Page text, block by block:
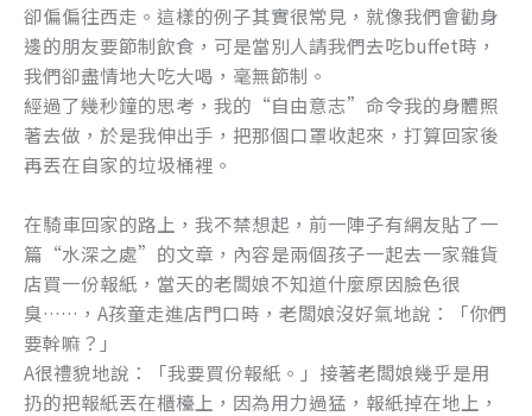
卻偏偏往西走。這樣的例子其實很常見，就像我們會勸身
邊的朋友要節制飲食，可是當別人請我們去吃buffet時，
我們卻盡情地大吃大喝，毫無節制。
經過了幾秒鐘的思考，我的“自由意志”命令我的身體照
著去做，於是我伸出手，把那個口罩收起來，打算回家後
再丟在自家的垃圾桶裡。
在騎車回家的路上，我不禁想起，前一陣子有網友貼了一
篇“水深之處”的文章，內容是兩個孩子一起去一家雜貨
店買一份報紙，當天的老闆娘不知道什麼原因臉色很
臭……，A孩童走進店門口時，老闆娘沒好氣地說：「你們
要幹嘛？」
A很禮貌地說：「我要買份報紙。」接著老闆娘幾乎是用
扔的把報紙丟在櫃檯上，因為用力過猛，報紙掉在地上，